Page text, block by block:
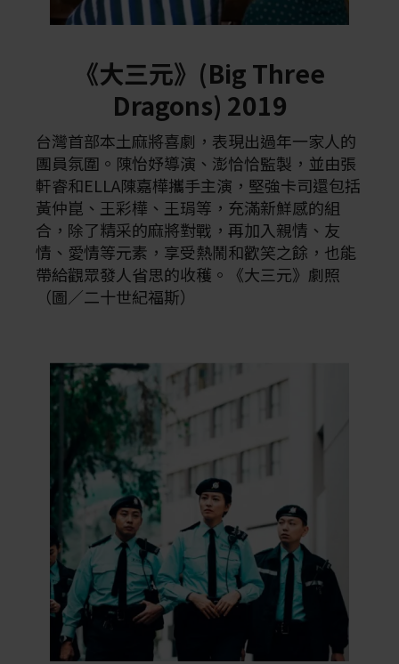
《大三元》(Big Three
Dragons) 2019
台灣首部本土麻將喜劇，表現出過年一家人的
團員氛圍。陳怡妤導演、澎恰恰監製，並由張
軒睿和ELLA陳嘉樺攜手主演，堅強卡司還包括
黃仲崑、王彩樺、王琄等，充滿新鮮感的組
合，除了精采的麻將對戰，再加入親情、友
情、愛情等元素，享受熱鬧和歡笑之餘，也能
帶給觀眾發人省思的收穫。《大三元》劇照
（圖／二十世紀福斯）